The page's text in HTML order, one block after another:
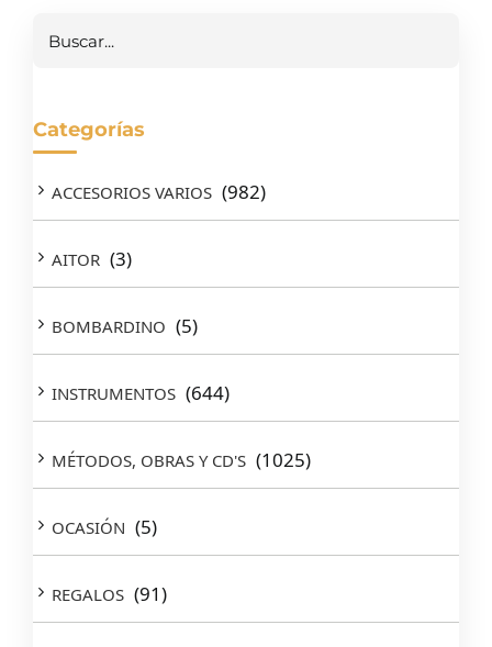
Categorías
ACCESORIOS VARIOS (982)
AITOR (3)
BOMBARDINO (5)
INSTRUMENTOS (644)
MÉTODOS, OBRAS Y CD'S (1025)
OCASIÓN (5)
REGALOS (91)